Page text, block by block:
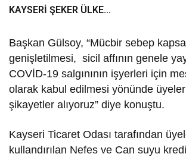
KAYSERİ ŞEKER ÜLKE
Başkan Gülsoy, “Mücbir sebep
genişletilmesi, sicil affının genele
COVİD-19 salgınının işyerleri için
olarak kabul edilmesi yönünde
şikayetler alıyoruz” diye konuştu.
Kayseri Ticaret Odası tarafından
kullandırılan Nefes ve Can suyu